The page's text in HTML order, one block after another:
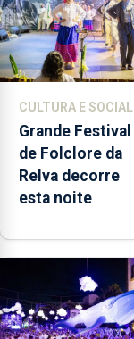
CULTURA E SOCIAL
Grande Festival
de Folclore da
Relva decorre
esta noite